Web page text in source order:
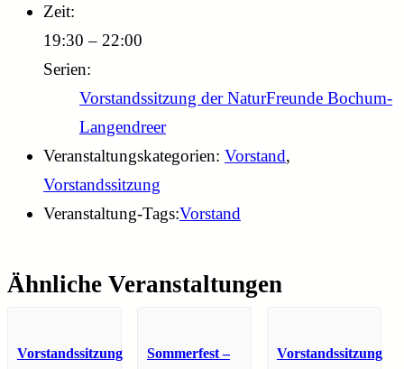
Zeit:
19:30 – 22:00
Serien:
Vorstandssitzung der NaturFreunde Bochum-
Langendreer
Veranstaltungskategorien: Vorstand,
Vorstandssitzung
Veranstaltung-Tags:Vorstand
Ähnliche Veranstaltungen
Vorstandssitzung
Sommerfest –
Vorstandssitzung